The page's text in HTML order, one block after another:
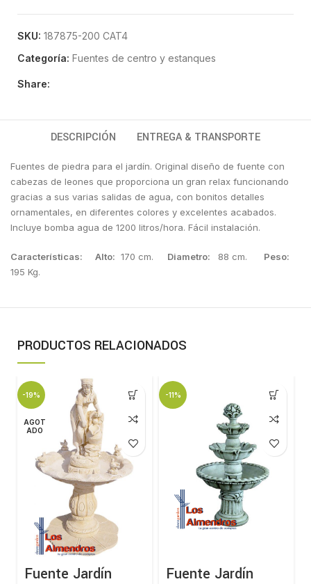
SKU: 187875-200 CAT4
Categoría: Fuentes de centro y estanques
Share:
DESCRIPCIÓN ENTREGA & TRANSPORTE
Fuentes de piedra para el jardín. Original diseño de fuente con
cabezas de leones que proporciona un gran relax funcionando
gracias a sus varias salidas de agua, con bonitos detalles
ornamentales, en diferentes colores y excelentes acabados.
Incluye bomba agua de 1200 litros/hora. Fácil instalación.
Características:Alto: 170 cm. Diametro: 88 cm. Peso:
195 Kg.
PRODUCTOS RELACIONADOS
-19%
AGOT
ADO
Fuente Jardín
-11%
Fuente Jardín